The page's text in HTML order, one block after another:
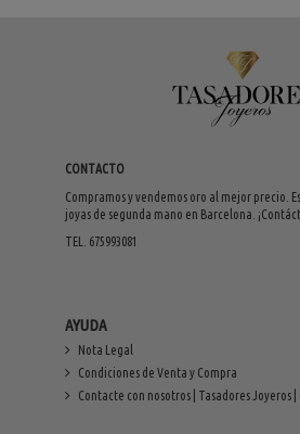
CONTACTO
Compramos y vendemos oro al mejor precio.
joyas de segunda mano en Barcelona.
TEL. 675993081
AYUDA
Nota Legal
Condiciones de Venta y Compra
Contacte con nosotros | Tasadores Joyeros